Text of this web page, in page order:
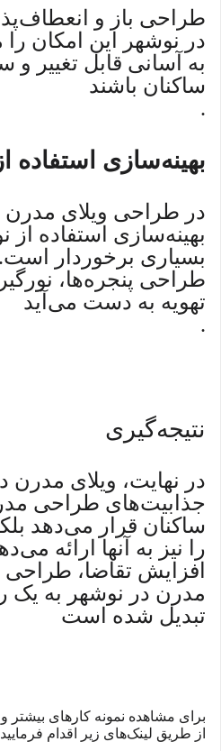
طراحی باز و
در نوشهر این امکان
به آسانی قابل تغییر و
ساکنان باشند
.
بهینه‌سازی استفاده
در طراحی ویلای مدرن
بهینه‌سازی استفاده از
بسیاری برخوردار
طراحی پنجره‌ها،
تهویه به دست می‌آید
.
نتیجه‌گیری
در نهایت، ویلای مدرن
جذابیت‌های طراحی
ساکنان قرار می‌دهد
را نیز به آنها ارائه
افزایش تقاضا،
مدرن در نوشهر به یک
تبدیل شده است
برای مشاهده نمونه کارهای
از طریق لینک‌های زیر اقدام